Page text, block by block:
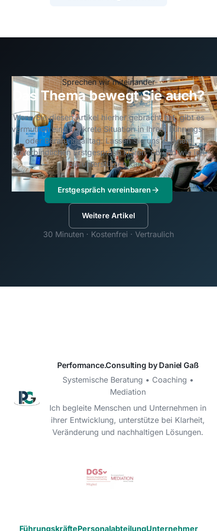
Sprechen wir miteinander
Das Thema bewegt Sie auch?
Wenn Sie diesen Artikel hierher gebracht hat, gibt es
vermutlich eine konkrete Situation in Ihrem Führungs-
oder Beratungsalltag. Lassen Sie uns in einem
unverbindlichen Erstgespräch klären, ob und wie ich
Sie unterstützen kann.
Erstgespräch vereinbaren
Weitere Artikel
30 Minuten · Kostenfrei · Vertraulich
Performance.Consulting by Daniel Gaß
Systemische Beratung • Coaching •
Mediation
Ich begleite Menschen und Unternehmen in
ihrer Entwicklung, unterstütze bei Klarheit,
Veränderung und nachhaltigen Lösungen.
FührungskräftePersonalabteilungUnternehmer